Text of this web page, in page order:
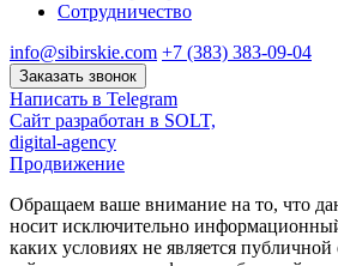
Сотрудничество
info@sibirskie.com +7 (383) 383-09-04
Заказать звонок
Написать в Telegram
Сайт разработан в SOLT,
digital-agency
Продвижение
Обращаем ваше внимание на то, что
носит исключительно
каких условиях не является